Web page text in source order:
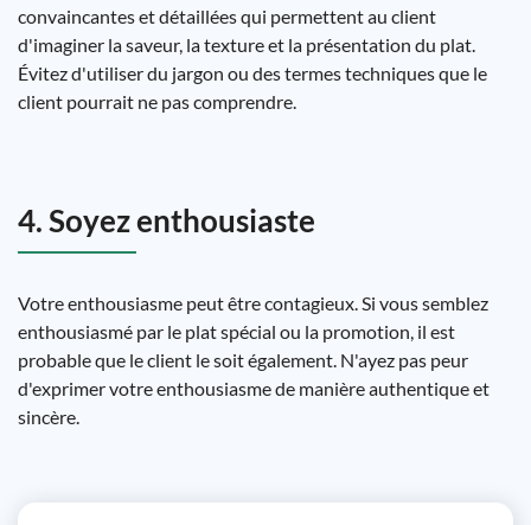
convaincantes et détaillées qui permettent au client
d'imaginer la saveur, la texture et la présentation du plat.
Évitez d'utiliser du jargon ou des termes techniques que le
client pourrait ne pas comprendre.
4. Soyez enthousiaste
Votre enthousiasme peut être contagieux. Si vous semblez
enthousiasmé par le plat spécial ou la promotion, il est
probable que le client le soit également. N'ayez pas peur
d'exprimer votre enthousiasme de manière authentique et
sincère.